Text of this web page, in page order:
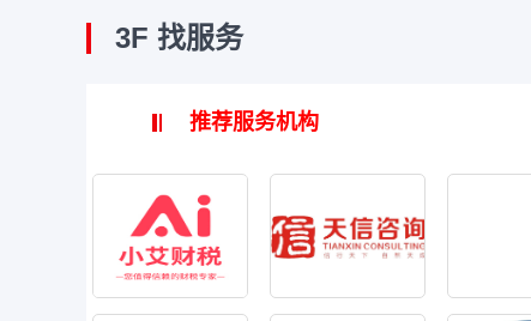
3F 找服务
推荐服务机构